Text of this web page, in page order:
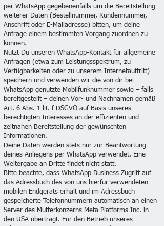
per WhatsApp gegebenenfalls um die Bereitstellung
weiterer Daten (Bestellnummer, Kundennummer,
Anschrift oder E-Mailadresse) bitten, um deine
Anfrage einem bestimmten Vorgang zuordnen zu
können.
Nutzt Du unseren WhatsApp-Kontakt für allgemeine
Anfragen (etwa zum Leistungsspektrum, zu
Verfügbarkeiten oder zu unserem Internetauftritt)
speichern und verwenden wir die von dir bei
WhatsApp genutzte Mobilfunknummer sowie – falls
bereitgestellt – deinen Vor- und Nachnamen gemäß
Art. 6 Abs. 1 lit. f DSGVO auf Basis unseres
berechtigten Interesses an der effizienten und
zeitnahen Bereitstellung der gewünschten
Informationen.
Deine Daten werden stets nur zur Beantwortung
deines Anliegens per WhatsApp verwendet. Eine
Weitergabe an Dritte findet nicht statt.
Bitte beachte, dass WhatsApp Business Zugriff auf
das Adressbuch des von uns hierfür verwendeten
mobilen Endgeräts erhält und im Adressbuch
gespeicherte Telefonnummern automatisch an einen
Server des Mutterkonzerns Meta Platforms Inc. in
den USA überträgt. Für den Betrieb unseres